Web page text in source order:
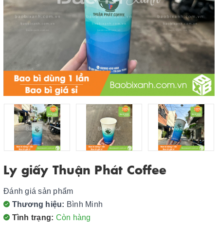
Ly giấy Thuận Phát Coffee
Đánh giá sản phẩm
Thương hiệu: Bình Minh
Tình trạng: Còn hàng